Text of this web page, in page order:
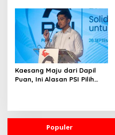
Ekonomi Desa
Kaesang Maju dari Dapil
Puan, Ini Alasan PSI Pilih
Populer